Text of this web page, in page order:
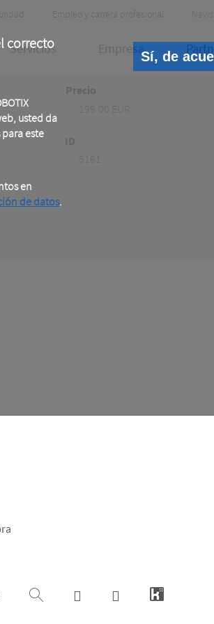
correcto
usted da
este
en
de datos.
Sí, de
Empleo y carrera profesional
Servicios Empresa